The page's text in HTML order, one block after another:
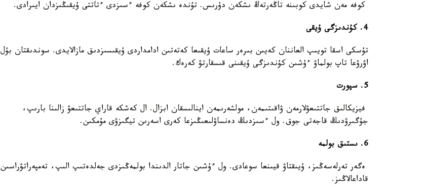
كوفە مەن شايدى كوبىنە تاڭەرتەڭ ىشكەن دۇرىس. تۇندە ىشكەن كوفە ءسىزدى ءتاتتى ۇيقىڭىزدان ايىرادى.
4. كۇندىزگى ۇيقى
تۇسكى اسقا تويىپ العاننان كەيىن بىرەر ساعات ۇيقىعا كەتەتىن ادامداردى ۇيقىسىزدىق مازالايدى. سوندىقتان بۇل
اۋرۋعا تاپ بولماۋ ءۇشىن كۇندىزگى ۇيقىنى قىسقارتۋ كەرەك.
5. سپورت
فيزيكالىق جاتتىعۋلارمەن ۋاقىتىمەن، مولشەرىمەن اينالىسقان ابزال. ال كەشكە قاراي جاتتىعۋ زالىنا بارىپ،
جۇگىرۋدىڭ قاجەتى جوق. ول ءسىزدىڭ دەنساۋلىعىڭىزعا كەرى اسەرىن تيگىزۋى مۇمكىن.
6. ىستىق بولمە
ەگەر تەرلەسەڭىز، ۇيىقتاۋ قيىنعا سوعادى. ول ءۇشىن جاتار الدىندا بولمەڭىزدى جەلدەتىپ الىپ، تەمپەراتۋراسىن
قاداعالاڭىز.